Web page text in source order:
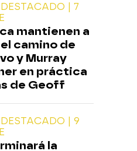
| 7
mantienen a
camino de
y Murray
en práctica
de Geoff
| 9
la